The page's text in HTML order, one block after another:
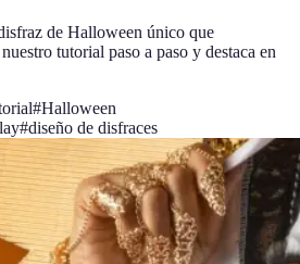
de Halloween único que
tutorial paso a paso y destaca en
#Halloween
#diseño de disfraces